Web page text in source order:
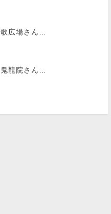
歌広場さん…
鬼龍院さん…